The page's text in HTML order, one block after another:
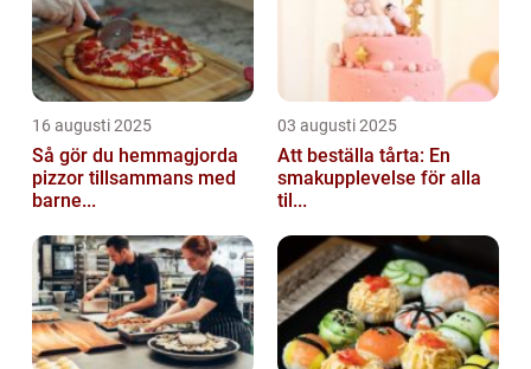
16 augusti 2025
Så gör du hemmagjorda
pizzor tillsammans med
barne...
03 augusti 2025
Att beställa tårta: En
smakupplevelse för alla
til...